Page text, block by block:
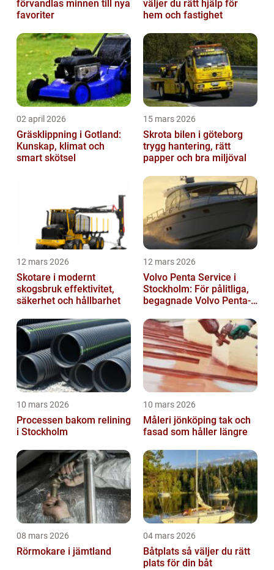
förvandlas minnen till nya
favoriter
väljer du rätt hjälp för
hem och fastighet
02 april 2026
Gräsklippning i Gotland:
Kunskap, klimat och
smart skötsel
15 mars 2026
Skrota bilen i göteborg
trygg hantering, rätt
papper och bra miljöval
12 mars 2026
Skotare i modernt
skogsbruk effektivitet,
säkerhet och hållbarhet
12 mars 2026
Volvo Penta Service i
Stockholm: För pålitliga,
begagnade Volvo Penta-
10 mars 2026
Processen bakom relining
i Stockholm
10 mars 2026
Måleri jönköping tak och
fasad som håller längre
08 mars 2026
Rörmokare i jämtland
04 mars 2026
Båtplats så väljer du rätt
plats för din båt